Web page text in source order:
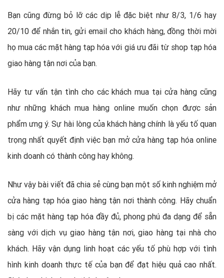
Bạn cũng đừng bỏ lỡ các dịp lễ đặc biệt như 8/3, 1/6 hay
20/10 để nhắn tin, gửi email cho khách hàng, đồng thời mời
họ mua các mặt hàng tạp hóa với giá ưu đãi từ shop tạp hóa
giao hàng tận nơi của bạn.
Hãy tư vấn tận tình cho các khách mua tại cửa hàng cũng
như những khách mua hàng online muốn chọn được sản
phẩm ưng ý. Sự hài lòng của khách hàng chính là yếu tố quan
trọng nhất quyết định việc bạn mở cửa hàng tạp hóa online
kinh doanh có thành công hay không.
Như vậy bài viết đã chia sẻ cùng bạn một số kinh nghiệm mở
cửa hàng tạp hóa giao hàng tận nơi thành công. Hãy chuẩn
bị các mặt hàng tạp hóa đầy đủ, phong phú đa dạng để sẵn
sàng với dịch vụ giao hàng tận nơi, giao hàng tại nhà cho
khách. Hãy vận dụng linh hoạt các yếu tố phù hợp với tình
hình kinh doanh thực tế của bạn để đạt hiệu quả cao nhất.